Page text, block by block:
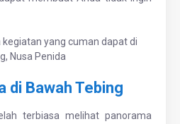
yang cuman dapat di
Nusa Penida
di Bawah Tebing
terbiasa melihat panorama